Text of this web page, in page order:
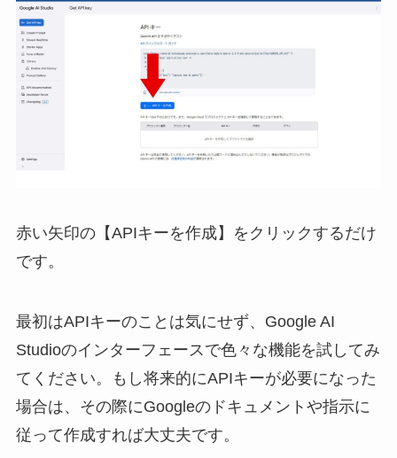
赤い矢印の【APIキーを作成】をクリックするだけ
です。
最初はAPIキーのことは気にせず、Google AI
Studioのインターフェースで色々な機能を試してみ
てください。もし将来的にAPIキーが必要になった
場合は、その際にGoogleのドキュメントや指示に
従って作成すれば大丈夫です。